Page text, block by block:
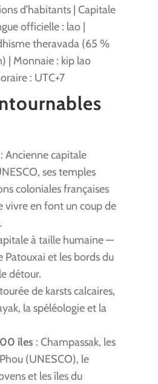
d’habitants | Capitale
officielle : lao |
theravada (65 %
| Monnaie : kip lao
: UTC+7
Ancienne capitale
ses temples
coloniales françaises
vivre en font un coup de
à taille humaine —
Patouxai et les bords du
détour.
de karsts calcaires,
la spéléologie et la
îles : Champassak, les
(UNESCO), le
et les îles du